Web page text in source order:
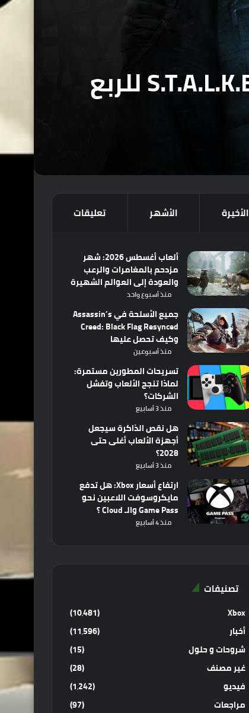
رسمياً : تأجيل موعد اصدار لعبة القيم باس S.T.A.L.K.E.R. 2 للربع
الأخيرة الأشهر تعليقات
ألعاب أغسطس 2026: شهر
مزدحم بالمغامرات والرعب
والعودة إلى العوالم الشهيرة
منذ أسبوع واحد
جميع الأسلحة في Assassin’s
Creed: Black Flag Resynced
وكيف تحصل عليها
منذ أسبوعين
تسريحات المطورين مستمرة:
لماذا تنجح الألعاب وتفشل
الشركات؟
منذ 3 أسابيع
هل نقص الذاكرة سيجعل
أجهزة الألعاب أغلى حتى
2028؟
منذ 3 أسابيع
ارتفاع أسعار Xbox: هل تدفع
مايكروسوفت اللاعبين نحو
Game Pass والـ Cloud ؟
منذ 4 أسابيع
تصنيفات
Xbox
(10٬481)
أخبار
(11٬596)
شروحات و حلول
(15)
غير مصنف
(28)
فيديو
(1٬242)
مراجعات
(97)